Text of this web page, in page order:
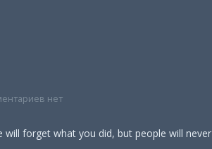
нет
will forget what you did, but people will never